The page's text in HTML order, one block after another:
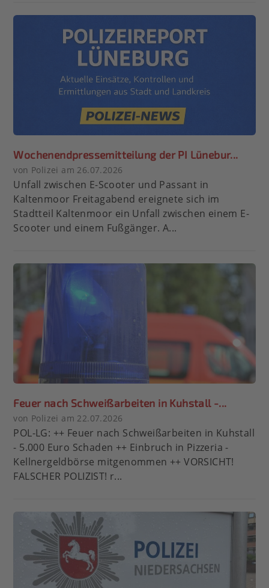
Wochenendpressemitteilung der PI Lünebur...
von Polizei am 26.07.2026
Unfall zwischen E-Scooter und Passant in
Kaltenmoor Freitagabend ereignete sich im
Stadtteil Kaltenmoor ein Unfall zwischen einem E-
Scooter und einem Fußgänger. A...
Feuer nach Schweißarbeiten in Kuhstall -...
von Polizei am 22.07.2026
POL-LG: ++ Feuer nach Schweißarbeiten in Kuhstall
- 5.000 Euro Schaden ++ Einbruch in Pizzeria -
Kellnergeldbörse mitgenommen ++ VORSICHT!
FALSCHER POLIZIST! r...